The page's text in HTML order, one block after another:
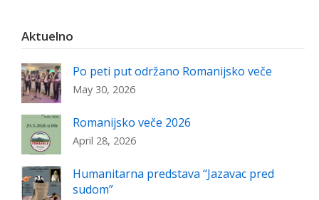
Aktuelno
Po peti put održano Romanijsko veče
May 30, 2026
Romanijsko veče 2026
April 28, 2026
Humanitarna predstava “Jazavac pred
sudom”